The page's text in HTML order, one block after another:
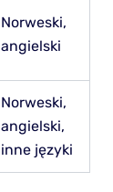
Norweski,
angielski
Norweski,
angielski,
inne języki